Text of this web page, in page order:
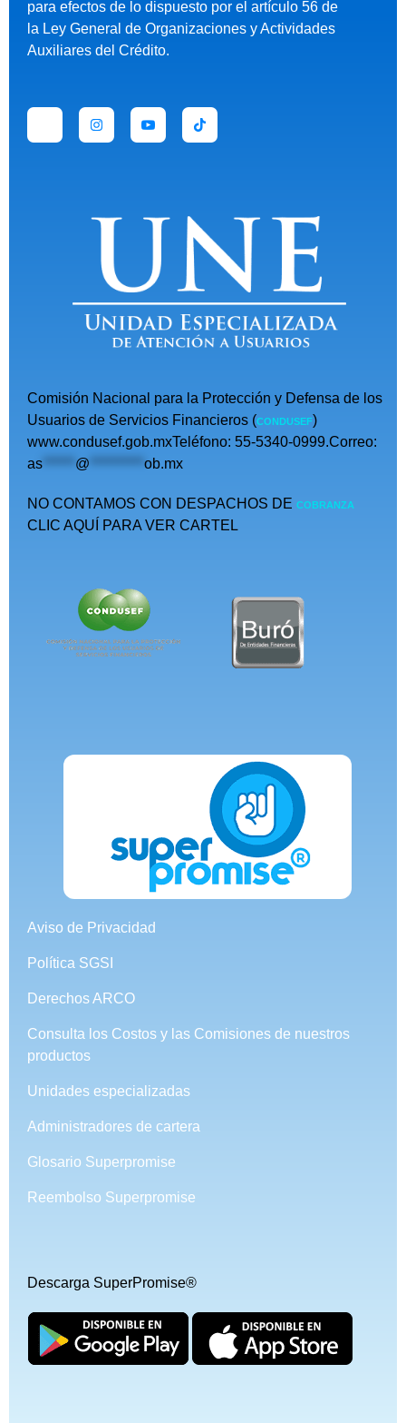
para efectos de lo dispuesto por el artículo 56 de
la Ley General de Organizaciones y Actividades
Auxiliares del Crédito.
Comisión Nacional para la Protección y Defensa de los
Usuarios de Servicios Financieros (CONDUSEF)
www.condusef.gob.mxTeléfono: 55-5340-0999.Correo:
as ****** @ ********** ob.mx
NO CONTAMOS CON DESPACHOS DE COBRANZA
CLIC AQUÍ PARA VER CARTEL
Aviso de Privacidad
Política SGSI
Derechos ARCO
Consulta los Costos y las Comisiones de nuestros
productos
Unidades especializadas
Administradores de cartera
Glosario Superpromise
Reembolso Superpromise
Descarga SuperPromise®